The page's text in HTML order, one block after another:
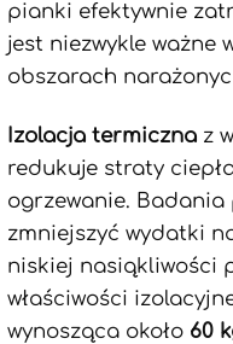
pianki efektywnie
jest niezwykle ważne
obszarach
Izolacja termicznaz
redukuje straty
ogrzewanie. Badania
zmniejszyć wydatki
niskiej nasiąkliwości
właściwości
wynosząca około 60